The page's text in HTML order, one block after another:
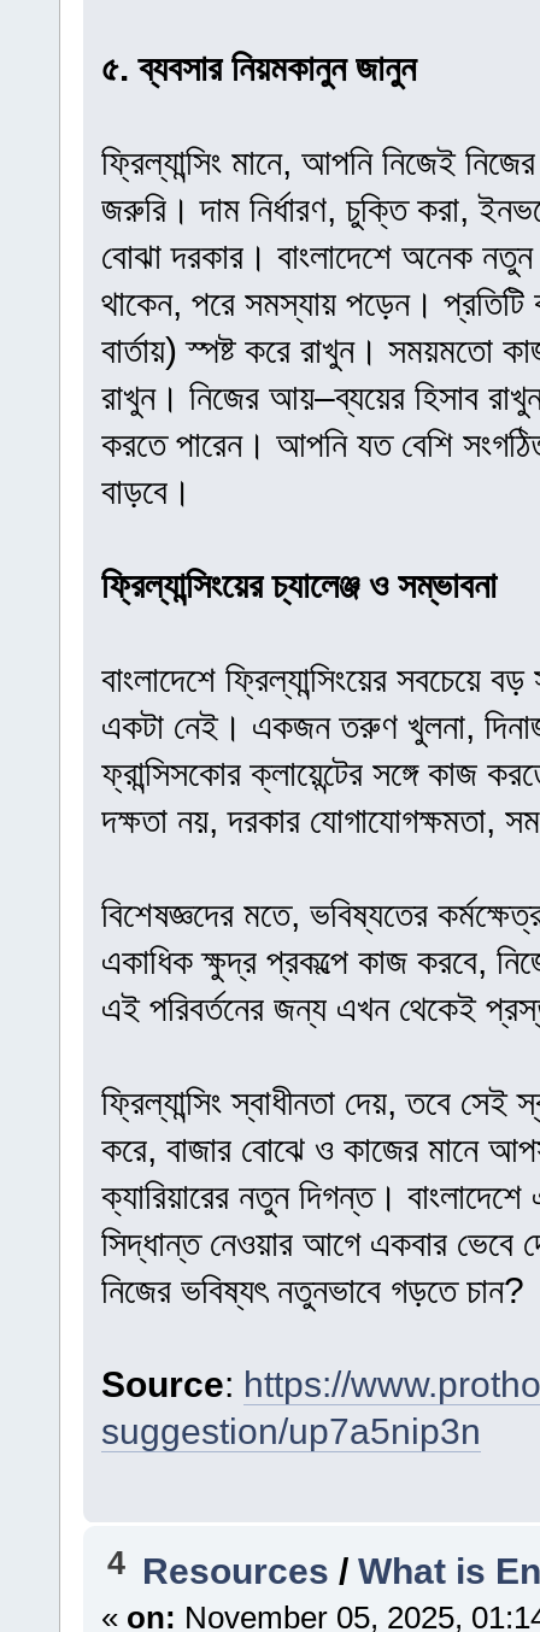
৫. ব্যবসার নিয়মকানুন জানুন
ফ্রিল্যান্সিং মানে, আপনি নিজেই
জরুরি। দাম নির্ধারণ, চুক্তি করা,
বোঝা দরকার। বাংলাদেশে অনেক
থাকেন, পরে সমস্যায় পড়েন।
বার্তায়) স্পষ্ট করে রাখুন। সময়মতো
রাখুন। নিজের আয়–ব্যয়ের হিসাব
করতে পারেন। আপনি যত বেশি
বাড়বে।
ফ্রিল্যান্সিংয়ের চ্যালেঞ্জ ও সম্ভাবনা
বাংলাদেশে ফ্রিল্যান্সিংয়ের সবচেয়ে
একটা নেই। একজন তরুণ খুলনা,
ফ্রান্সিসকোর ক্লায়েন্টের সঙ্গে কাজ
দক্ষতা নয়, দরকার যোগাযোগক্ষমতা,
বিশেষজ্ঞদের মতে, ভবিষ্যতের
একাধিক ক্ষুদ্র প্রকল্পে কাজ করবে,
এই পরিবর্তনের জন্য এখন থেকেই
ফ্রিল্যান্সিং স্বাধীনতা দেয়, তবে সেই
করে, বাজার বোঝে ও কাজের মানে
ক্যারিয়ারের নতুন দিগন্ত।
সিদ্ধান্ত নেওয়ার আগে একবার ভেবে
নিজের ভবিষ্যৎ নতুনভাবে গড়তে চান?
Source: https://
suggestion/up7a5nip3n
4 Resources /What is
« on: November 05, 2025,